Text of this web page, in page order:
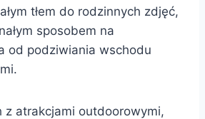
tłem do rodzinnych zdjęć,
sposobem na
od podziwiania wschodu
z atrakcjami outdoorowymi,